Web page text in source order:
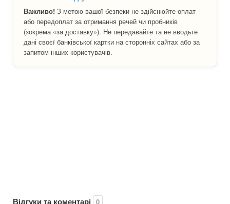
Важливо! З метою вашої безпеки не здійснюйте оплат
або передоплат за отримання речей чи пробників
(зокрема «за доставку»). Не передавайте та не вводьте
дані своєї банківської картки на сторонніх сайтах або за
запитом інших користувачів.
Відгуки та коментарі 0